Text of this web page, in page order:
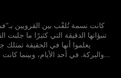
أخذتها هالة معها إلى قصر
لحظة دخولها بدأت البركات تتدفق:
والكلب العجوز يستعيد
قدرات نسمة كان أعظم بكثير…
كانت نسمة تُلقّب بين القرويين
تنبؤاتها الدقيقة التي كثيرًا ما جلبت
يعلموا أنها في الحقيقة
والبركة. في أحد الأيام، وبينما كانت